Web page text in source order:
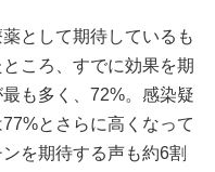
として期待しているも
ころ、すでに効果を期
も多く、72%。感染疑
とさらに高くなって
を期待する声も約6割